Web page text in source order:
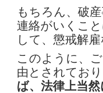
もちろん、破
連絡がいくこ
して、懲戒解
このように、
由とされてお
ば、法律上当